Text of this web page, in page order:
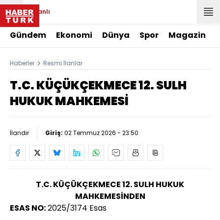
Canlı
Gündem Ekonomi Dünya Spor Magazin
Haberler Resmi İlanlar
T.C. KÜÇÜKÇEKMECE 12. SULH
HUKUK MAHKEMESİ
İlandır Giriş: 02 Temmuz 2026 - 23:50
T.C. KÜÇÜKÇEKMECE 12. SULH HUKUK
MAHKEMESİNDEN
ESAS NO:2025/3174 Esas